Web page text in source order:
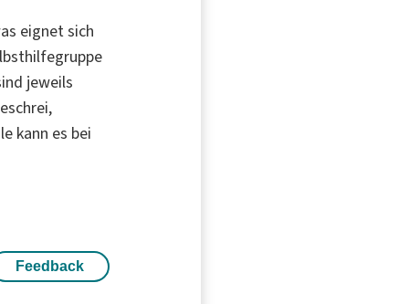
eignet sich
jeweils
kann es bei
Feedback